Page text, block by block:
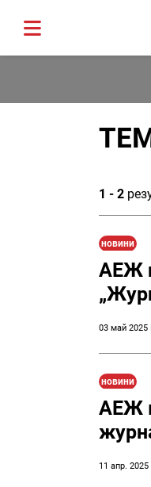
1 - 2
новини
АЕЖ
03 май 2025
новини
АЕЖ
11 апр. 2025